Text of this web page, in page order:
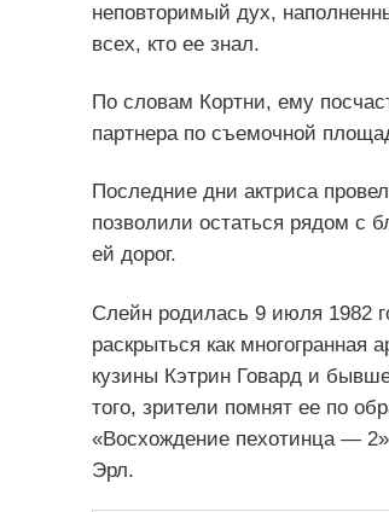
неповторимый дух,
всех, кто ее знал.
По словам Кортни, ему
партнера по съемочной
Последние дни актриса
позволили остаться рядом с
ей дорог.
Слейн родилась 9 июля 1982
раскрыться как
кузины Кэтрин Говард и
того, зрители помнят ее по
«Восхождение пехотинца —
Эрл.